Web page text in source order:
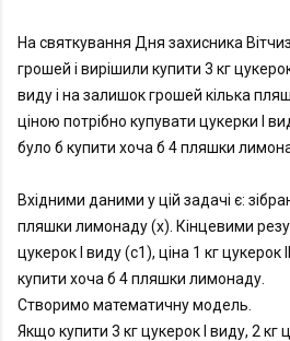
На святкування Дня захисника
грошей і вирішили купити 3 кг цукерок
виду і на залишок грошей кілька
ціною потрібно купувати цукерки І
було б купити хоча б 4 пляшки
Вхідними даними у цій задачі є:
пляшки лимонаду (x). Кінцевими
цукерок І виду (с1), ціна 1 кг цукерок
купити хоча б 4 пляшки лимонаду.
Створимо математичну модель.
Якщо купити 3 кг цукерок І виду, 2 кг